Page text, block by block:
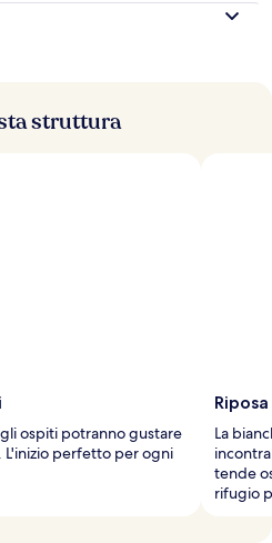
struttura
ospiti potranno gustare
L'inizio perfetto per ogni
La
tende
rifugio